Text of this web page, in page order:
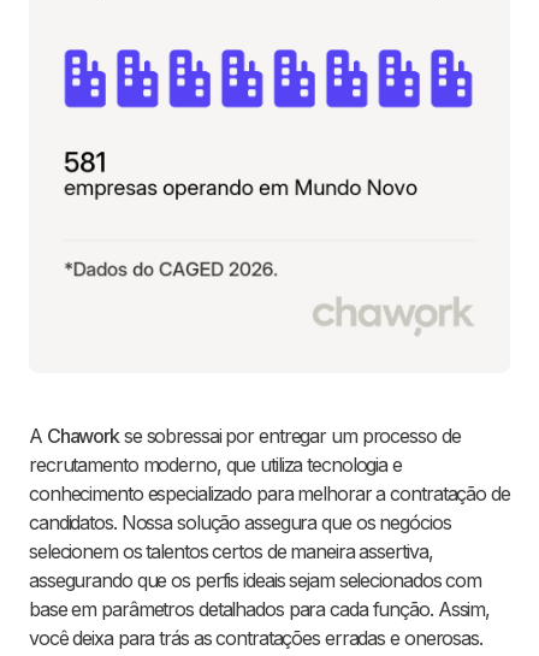
A Chaworkse sobressai por entregar um processo de
recrutamento moderno, que utiliza tecnologia e
conhecimento especializado para melhorar a contratação de
candidatos. Nossa solução assegura que os negócios
selecionem os talentos certos de maneira assertiva,
assegurando que os perfis ideais sejam selecionados com
base em parâmetros detalhados para cada função. Assim,
você deixa para trás as contratações erradas e onerosas.